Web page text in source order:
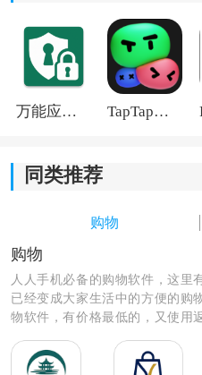
万能应用隐藏 TapTap国际版2026
同类推荐
购物
购物
人人手机必备的购物软件，这里
已经变成大家生活中的方便的购
物软件，有价格最低的，又使用
便，最优惠的呢，快来选择下载